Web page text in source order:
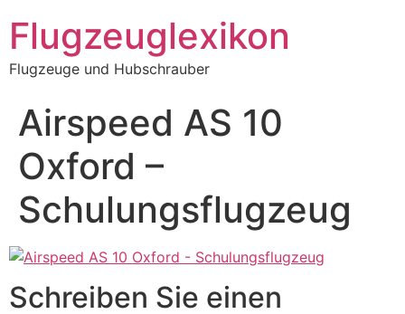
Inhalt
springen
Flugzeuglexikon
Flugzeuge und Hubschrauber
Airspeed AS 10
Oxford –
Schulungsflugzeug
Schreiben Sie einen